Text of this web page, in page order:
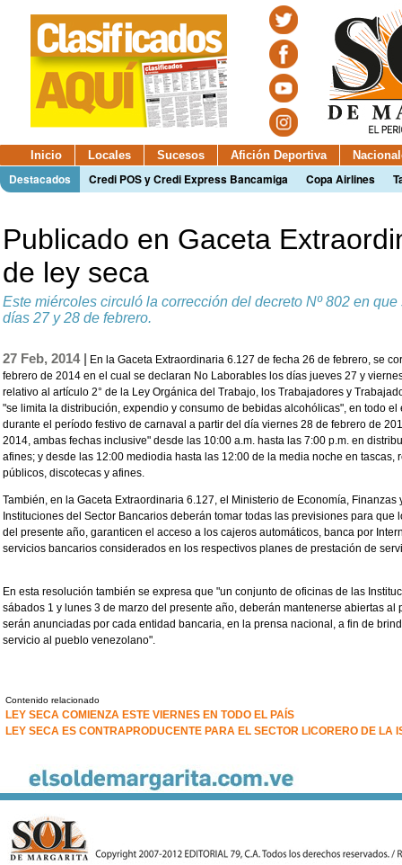
Inicio Locales Sucesos Afición Deportiva
Destacados Credi POS y Credi Express Bancamiga Copa Airlines
Publicado en Gaceta
de ley seca
Este miércoles circuló la corrección del decreto Nº 802 en
días 27 y 28 de febrero.
27 Feb, 2014 | En la Gaceta Extraordinaria 6.127 de fecha 26 de febrero, se
febrero de 2014 en el cual se declaran No Laborables los días jueves 27 y
relativo al artículo 2° de la Ley Orgánica del Trabajo, los Trabajadores y
"se limita la distribución, expendio y consumo de bebidas alcohólicas", en todo
durante el período festivo de carnaval a partir del día viernes 28 de febrero de
2014, ambas fechas inclusive" desde las 10:00 a.m. hasta las 7:00 p.m. en
afines; y desde las 12:00 mediodia hasta las 12:00 de la media noche en tascas,
públicos, discotecas y afines.
También, en la Gaceta Extraordinaria 6.127, el Ministerio de Economía,
Instituciones del Sector Bancarios deberán tomar todas las previsiones para
del presente año, garanticen el acceso a los cajeros automáticos, banca por
servicios bancarios considerados en los respectivos planes de prestación de
En esta resolución también se expresa que "un conjunto de oficinas de las
sábados 1 y lunes 3 de marzo del presente año, deberán mantenerse abiertas
serán anunciadas por cada entidad bancaria, en la prensa nacional, a fin de
servicio al pueblo venezolano".
Contenido relacionado
LEY SECA COMIENZA ESTE VIERNES EN TODO EL PAÍS
LEY SECA ES CONTRAPRODUCENTE PARA EL SECTOR LICORERO DE LA